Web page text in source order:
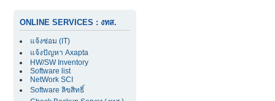
ONLINE SERVICES : งทส.
แจ้งซ่อม (IT)
แจ้งปัญหา Axapta
HW/SW Inventory
Software list
NetWork SCI
Software ลิขสิทธิ์